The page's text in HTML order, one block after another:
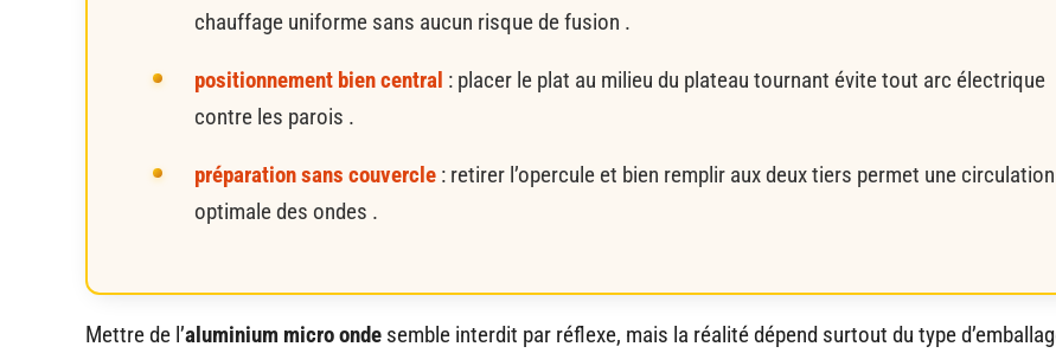
chauffage uniforme sans aucun risque de fusion .
positionnement bien central : placer le plat au milieu du plateau tournant évite tout arc électrique
contre les parois .
préparation sans couvercle : retirer l’opercule et bien remplir aux deux tiers permet une circulation
optimale des ondes .
Mettre de l’aluminium micro onde semble interdit par réflexe, mais la réalité dépend surtout du type